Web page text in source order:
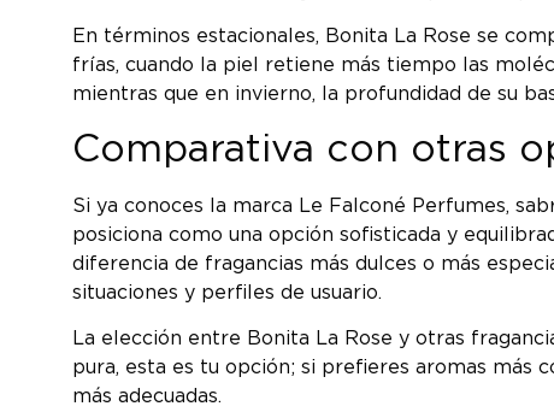
En términos estacionales, Bonita La Rose se
frías, cuando la piel retiene más tiempo las
mientras que en invierno, la profundidad de su
Comparativa con otras
Si ya conoces la marca Le Falconé Perfumes,
posiciona como una opción sofisticada y
diferencia de fragancias más dulces o más
situaciones y perfiles de usuario.
La elección entre Bonita La Rose y otras
pura, esta es tu opción; si prefieres aromas más
más adecuadas.